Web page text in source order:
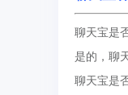
聊天宝是
是的，聊
聊天宝是